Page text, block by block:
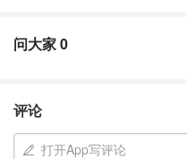
问大家0
评论
打开App写评论